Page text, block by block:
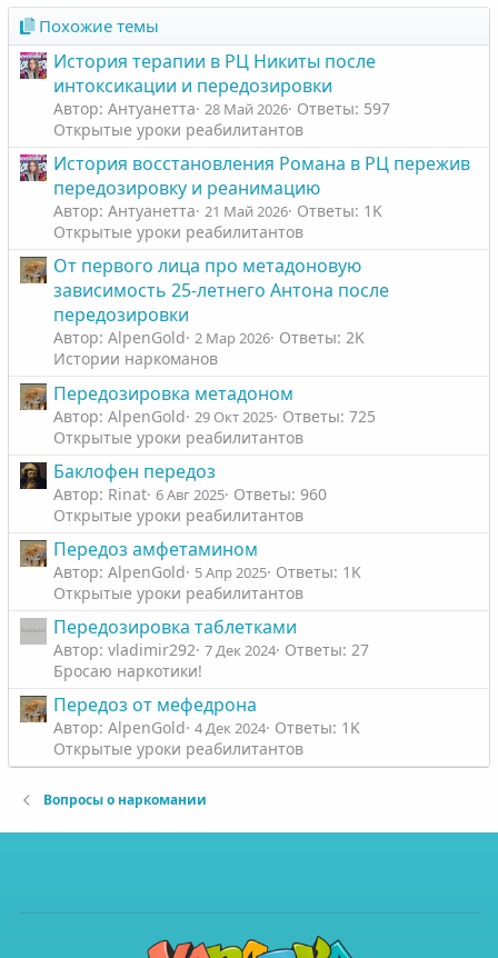
в
н
ы
й
г
о
л
о
с
в
н
ы
й
г
о
л
о
Похожие темы
История терапии в РЦ Никиты после
интоксикации и передозировки
Автор: Антуанетта 28 Май 2026 Ответы: 597
Открытые уроки реабилитантов
История восстановления Романа в РЦ пережив
передозировку и реанимацию
Автор: Антуанетта 21 Май 2026 Ответы: 1K
Открытые уроки реабилитантов
От первого лица про метадоновую
зависимость 25-летнего Антона после
передозировки
Автор: AlpenGold 2 Мар 2026 Ответы: 2K
Истории наркоманов
Передозировка метадоном
Автор: AlpenGold 29 Окт 2025 Ответы: 725
Открытые уроки реабилитантов
Баклофен передоз
Автор: Rinat 6 Авг 2025 Ответы: 960
Открытые уроки реабилитантов
Передоз амфетамином
Автор: AlpenGold 5 Апр 2025 Ответы: 1K
Открытые уроки реабилитантов
Передозировка таблетками
Автор: vladimir292 7 Дек 2024 Ответы: 27
Бросаю наркотики!
Передоз от мефедрона
Автор: AlpenGold 4 Дек 2024 Ответы: 1K
Открытые уроки реабилитантов
Вопросы о наркомании